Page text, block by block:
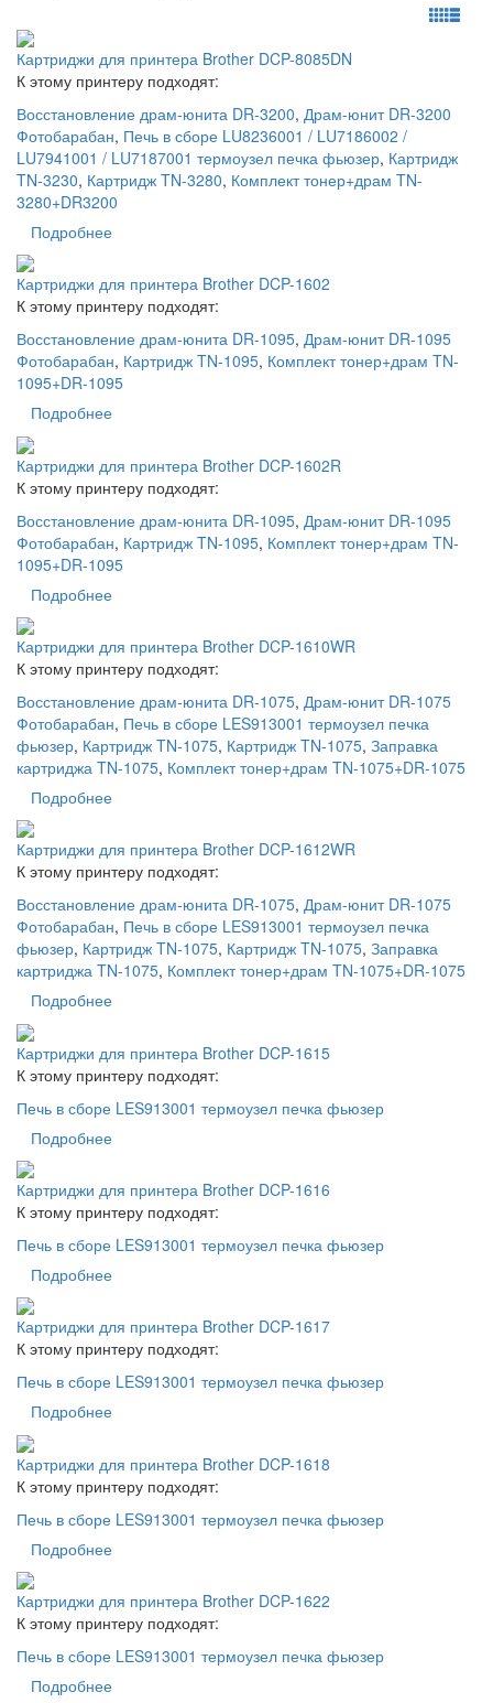
Картриджи для принтера Brother DCP-8085DN
К этому принтеру подходят:
Восстановление драм-юнита DR-3200, Драм-юнит DR-3200
Фотобарабан, Печь в сборе LU8236001 / LU7186002 /
LU7941001 / LU7187001 термоузел печка фьюзер, Картридж
TN-3230, Картридж TN-3280, Комплект тонер+драм TN-
3280+DR3200
Подробнее
Картриджи для принтера Brother DCP-1602
К этому принтеру подходят:
Восстановление драм-юнита DR-1095, Драм-юнит DR-1095
Фотобарабан, Картридж TN-1095, Комплект тонер+драм TN-
1095+DR-1095
Подробнее
Картриджи для принтера Brother DCP-1602R
К этому принтеру подходят:
Восстановление драм-юнита DR-1095, Драм-юнит DR-1095
Фотобарабан, Картридж TN-1095, Комплект тонер+драм TN-
1095+DR-1095
Подробнее
Картриджи для принтера Brother DCP-1610WR
К этому принтеру подходят:
Восстановление драм-юнита DR-1075, Драм-юнит DR-1075
Фотобарабан, Печь в сборе LES913001 термоузел печка
фьюзер, Картридж TN-1075, Картридж TN-1075, Заправка
картриджа TN-1075, Комплект тонер+драм TN-1075+DR-1075
Подробнее
Картриджи для принтера Brother DCP-1612WR
К этому принтеру подходят:
Восстановление драм-юнита DR-1075, Драм-юнит DR-1075
Фотобарабан, Печь в сборе LES913001 термоузел печка
фьюзер, Картридж TN-1075, Картридж TN-1075, Заправка
картриджа TN-1075, Комплект тонер+драм TN-1075+DR-1075
Подробнее
Картриджи для принтера Brother DCP-1615
К этому принтеру подходят:
Печь в сборе LES913001 термоузел печка фьюзер
Подробнее
Картриджи для принтера Brother DCP-1616
К этому принтеру подходят:
Печь в сборе LES913001 термоузел печка фьюзер
Подробнее
Картриджи для принтера Brother DCP-1617
К этому принтеру подходят:
Печь в сборе LES913001 термоузел печка фьюзер
Подробнее
Картриджи для принтера Brother DCP-1618
К этому принтеру подходят:
Печь в сборе LES913001 термоузел печка фьюзер
Подробнее
Картриджи для принтера Brother DCP-1622
К этому принтеру подходят:
Печь в сборе LES913001 термоузел печка фьюзер
Подробнее